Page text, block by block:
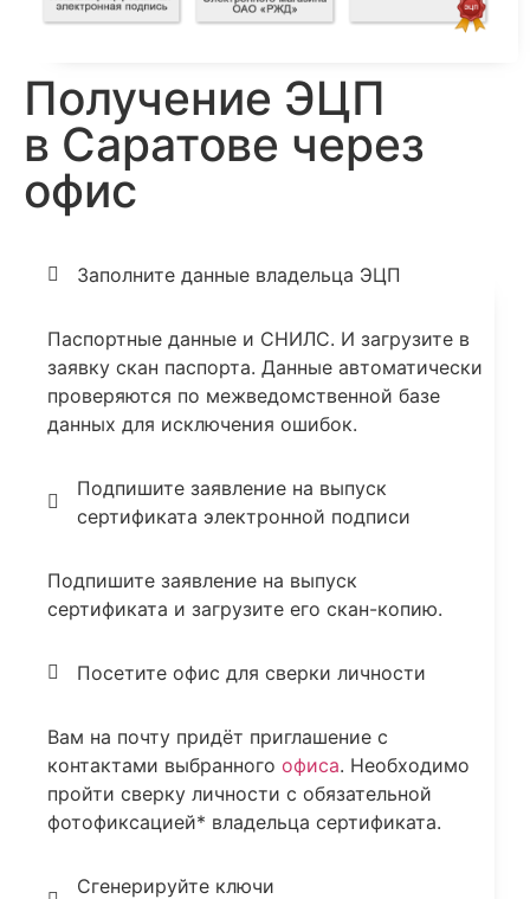
Получение ЭЦП
в Саратове через
офис
Заполните данные владельца ЭЦП
Паспортные данные и СНИЛС. И загрузите в
заявку скан паспорта. Данные автоматически
проверяются по межведомственной базе
данных для исключения ошибок.
Подпишите заявление на выпуск
сертификата электронной подписи
Подпишите заявление на выпуск
сертификата и загрузите его скан-копию.
Посетите офис для сверки личности
Вам на почту придёт приглашение с
контактами выбранного офиса. Необходимо
пройти сверку личности с обязательной
фотофиксацией* владельца сертификата.
Сгенерируйте ключи